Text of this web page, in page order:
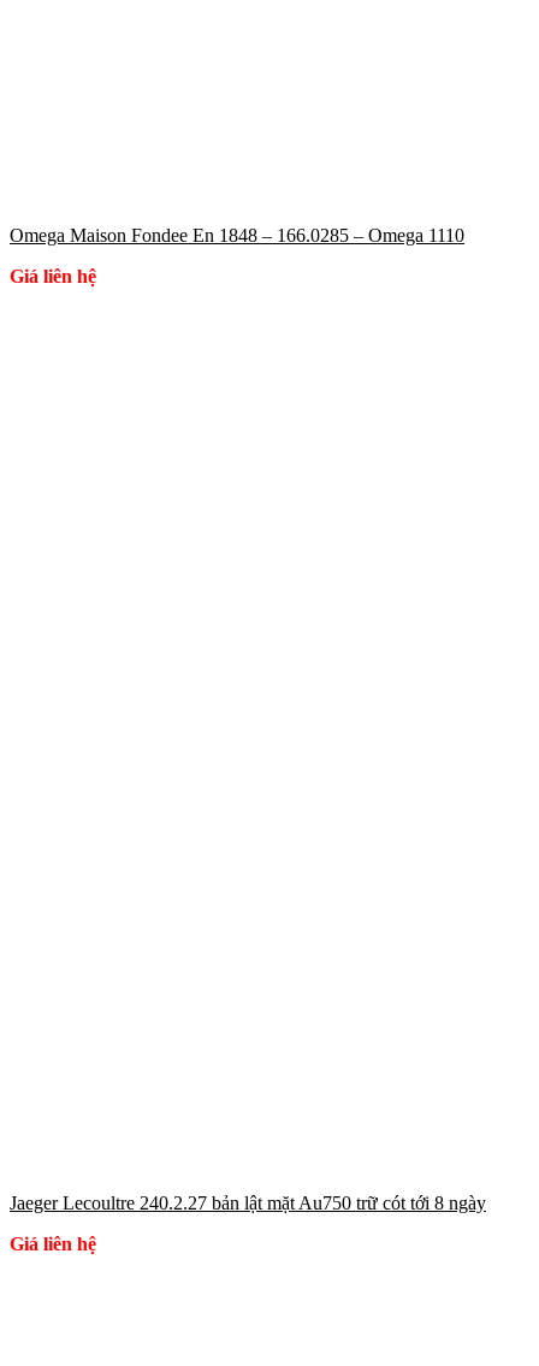
Omega Maison Fondee En 1848 – 166.0285 – Omega 1110
Giá liên hệ
Jaeger Lecoultre 240.2.27 bản lật mặt Au750 trữ cót tới 8 ngày
Giá liên hệ